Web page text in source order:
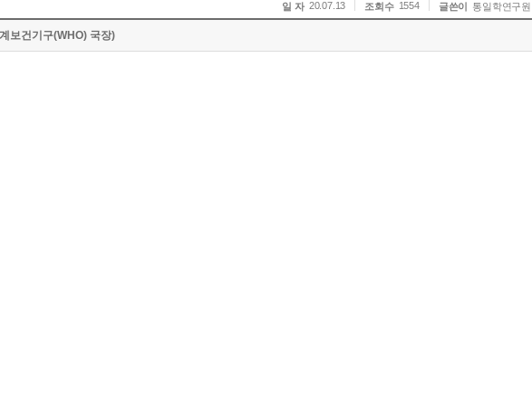
일 자 20.07.13 조회수 1554 글쓴이 통일학연구원
보건기구(WHO) 국장)